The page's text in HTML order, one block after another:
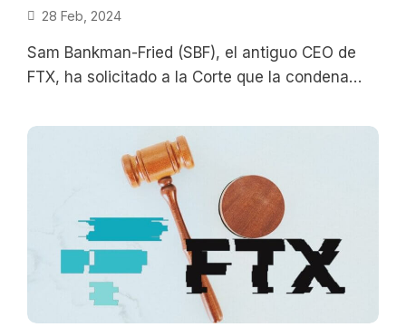
28 Feb, 2024
Sam Bankman-Fried (SBF), el antiguo CEO de
FTX, ha solicitado a la Corte que la condena